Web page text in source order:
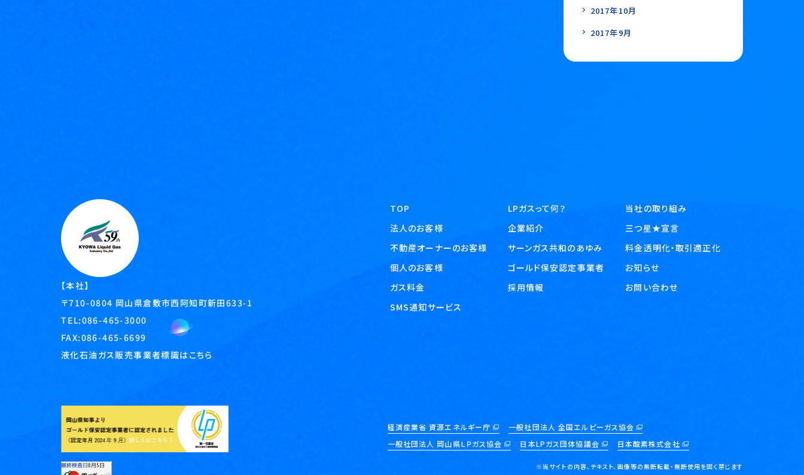
2017年10月
2017年9月
【本社】
〒710-0804 岡山県倉敷市西阿知町新田633-1
TEL:086-465-3000
FAX:086-465-6699
液化石油ガス販売事業者標識はこちら
TOP
法人のお客様
不動産オーナーのお客様
個人のお客様
ガス料金
SMS通知サービス
LPガスって何？
企業紹介
サーンガス共和のあゆみ
ゴールド保安認定事業者
採用情報
当社の取り組み
三つ星★宣言
料金透明化・取引適正化
お知らせ
お問い合わせ
経済産業省 資源エネルギー庁
一般社団法人 全国エルピーガス協会
一般社団法人 岡山県ＬＰガス協会
日本LPガス団体協議会 日本酸素株式会社
※当サイトの内容、テキスト、画像等の無断転載・無断使用を固く禁じます